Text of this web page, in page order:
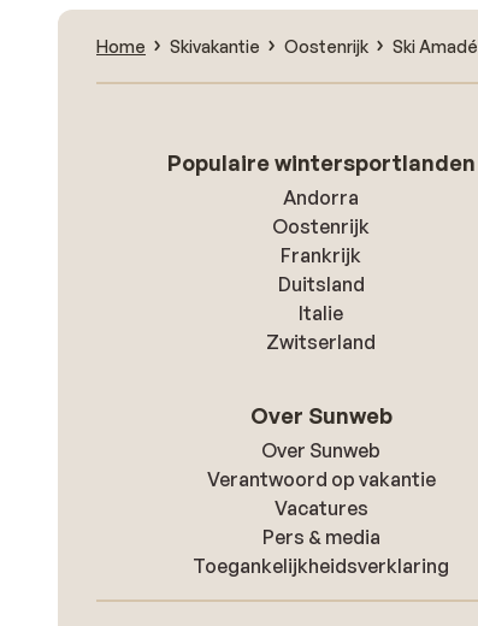
Home Skivakantie Oostenrijk Ski Amadé
Populaire wintersportlanden
Andorra
Oostenrijk
Frankrijk
Duitsland
Italie
Zwitserland
Over Sunweb
Over Sunweb
Verantwoord op vakantie
Vacatures
Pers & media
Toegankelijkheidsverklaring